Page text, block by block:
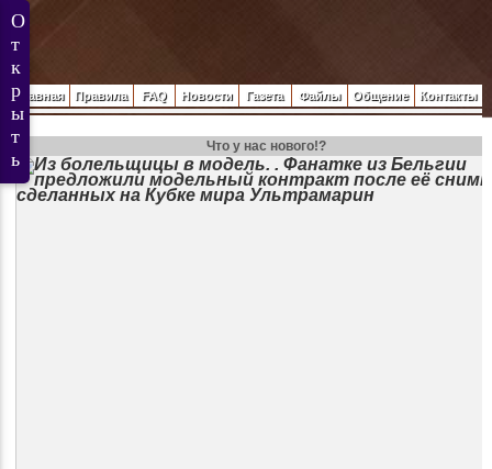
Главная Правила FAQ Новости Газета Файлы Общение Контакты
Что у нас нового!?